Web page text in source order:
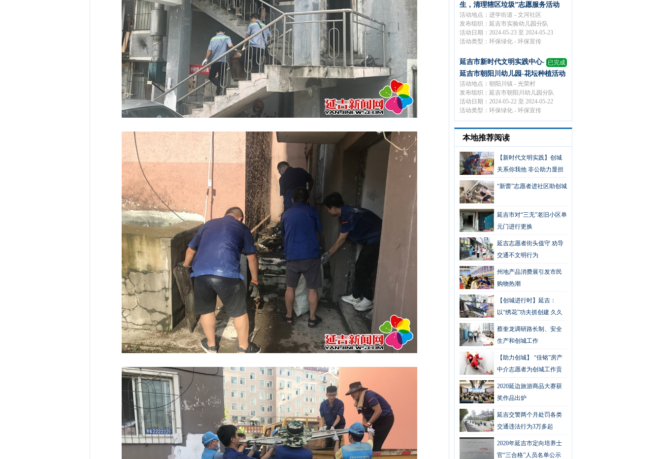
生，清理辖区垃圾”志愿服务活动
活动地点：进学街道 - 文河社区
发布组织：延吉市实验幼儿园分队
活动日期：2024-05-23 至 2024-05-23
活动类型：环保绿化 - 环保宣传
已完成
延吉市新时代文明实践中心-
延吉市朝阳川幼儿园-花坛种植活动
活动地点：朝阳川镇 - 光荣村
发布组织：延吉市朝阳川幼儿园分队
活动日期：2024-05-22 至 2024-05-22
活动类型：环保绿化 - 环保宣传
本地推荐阅读
【新时代文明实践】创城
关系你我他 非公助力显担
当
“新蕾”志愿者进社区助创城
延吉市对“三无”老旧小区单
元门进行更换
延吉志愿者街头值守 劝导
交通不文明行为
州地产品消费展引发市民
购物热潮
【创城进行时】延吉：
以“绣花”功夫抓创建 久久
为功促长远
蔡奎龙调研路长制、安全
生产和创城工作
【助力创城】 “佳铭”房产
中介志愿者为创城工作贡
献力量
2020延边旅游商品大赛获
奖作品出炉
延吉交警两个月处罚各类
交通违法行为3万多起
2020年延吉市定向培养士
官“三合格”人员名单公示